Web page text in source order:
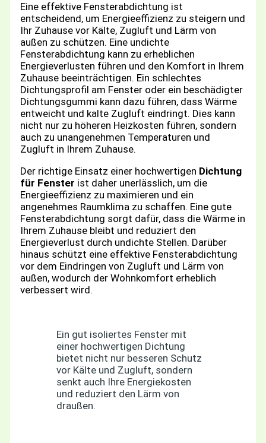
Eine effektive Fensterabdichtung ist
entscheidend, um Energieeffizienz zu steigern und
Ihr Zuhause vor Kälte, Zugluft und Lärm von
außen zu schützen. Eine undichte
Fensterabdichtung kann zu erheblichen
Energieverlusten führen und den Komfort in Ihrem
Zuhause beeinträchtigen. Ein schlechtes
Dichtungsprofil am Fenster oder ein beschädigter
Dichtungsgummi kann dazu führen, dass Wärme
entweicht und kalte Zugluft eindringt. Dies kann
nicht nur zu höheren Heizkosten führen, sondern
auch zu unangenehmen Temperaturen und
Zugluft in Ihrem Zuhause.
Der richtige Einsatz einer hochwertigen Dichtung
für Fenster ist daher unerlässlich, um die
Energieeffizienz zu maximieren und ein
angenehmes Raumklima zu schaffen. Eine gute
Fensterabdichtung sorgt dafür, dass die Wärme in
Ihrem Zuhause bleibt und reduziert den
Energieverlust durch undichte Stellen. Darüber
hinaus schützt eine effektive Fensterabdichtung
vor dem Eindringen von Zugluft und Lärm von
außen, wodurch der Wohnkomfort erheblich
verbessert wird.
Ein gut isoliertes Fenster mit
einer hochwertigen Dichtung
bietet nicht nur besseren Schutz
vor Kälte und Zugluft, sondern
senkt auch Ihre Energiekosten
und reduziert den Lärm von
draußen.